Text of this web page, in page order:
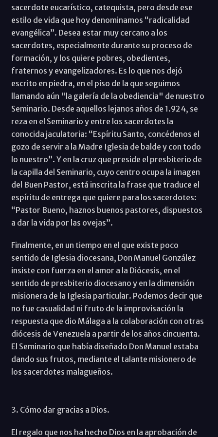
sacerdote eucarístico, catequista, pero desde ese
estilo de vida que hoy denominamos “radicalidad
evangélica”. Desea estar muy cercano a los
sacerdotes, especialmente durante su proceso de
formación, y los quiere pobres, obedientes,
fraternos y evangelizadores. Es lo que nos dejó
escrito en piedra, en el piso de la que seguimos
llamando aún "la galería de la obediencia" de nuestro
Seminario. Desde aquellos lejanos años de 1.924, se
reza en el Seminario y entre los sacerdotes la
conocida jaculatoria: “Espíritu Santo, concédenos el
gozo de servir a la Madre Iglesia de balde y con todo
lo nuestro”. Y en la cruz que preside el presbiterio de
la capilla del Seminario, cuyo centro ocupa la imagen
del Buen Pastor, está inscrita la frase que traduce el
espíritu de entrega que quiere para los sacerdotes:
“Pastor Bueno, haznos buenos pastores, dispuestos
a dar la vida por las ovejas”.
Finalmente, en un tiempo en el que existe poco
sentido de Iglesia diocesana, Don Manuel González
insiste con fuerza en el amor a la Diócesis, en el
sentido de presbiterio diocesano y en la dimensión
misionera de la Iglesia particular. Podemos decir que
no fue casualidad ni fruto de la improvisación la
respuesta que dio Málaga a la colaboración con otras
diócesis de Venezuela a partir de los años cincuenta.
El Seminario que había diseñado Don Manuel estaba
dando sus frutos, mediante el talante misionero de
los sacerdotes malagueños.
3. Cómo dar gracias a Dios.
El regalo que nos ha hecho Dios en la aprobación de